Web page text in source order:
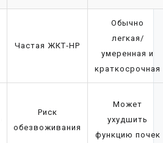
Частая ЖКТ‑НР
Обычно
легкая/
умеренная и
краткосрочная
Риск
обезвоживания
Может
ухудшить
функцию почек